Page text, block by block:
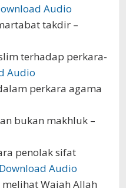
Audio
takdir –
terhadap perkara-
Audio
perkara agama
bukan makhluk –
penolak sifat
Download Audio
Wajah Allah